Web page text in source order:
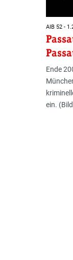
AIB 52 -
Ende
ein.